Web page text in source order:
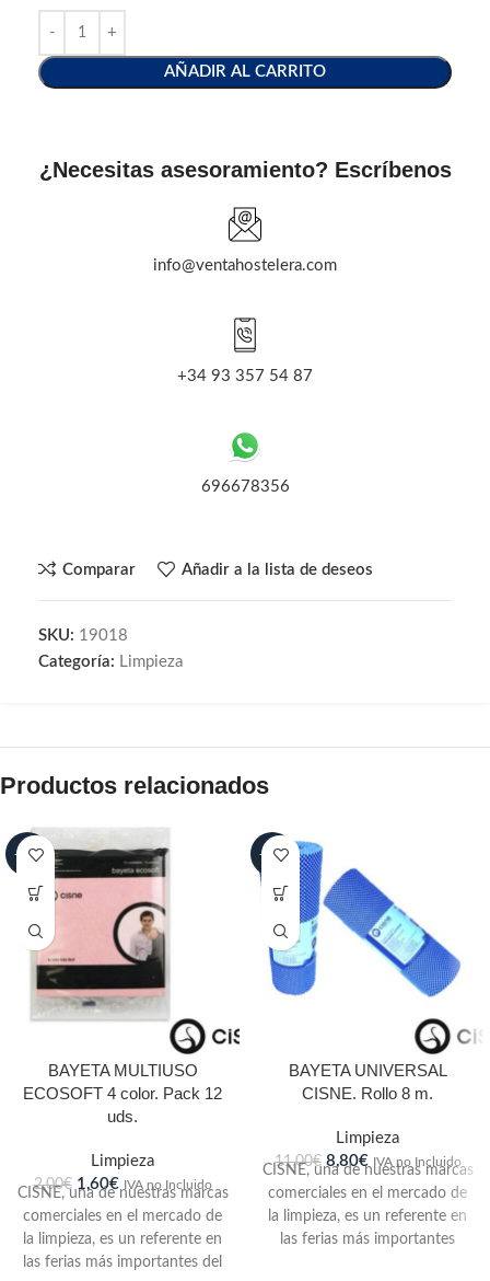
AÑADIR AL CARRITO
¿Necesitas asesoramiento? Escríbenos
info@ventahostelera.com
+34 93 357 54 87
696678356
Comparar Añadir a la lista de deseos
SKU: 19018
Categoría: Limpieza
Productos relacionados
-20%
BAYETA MULTIUSO
ECOSOFT 4 color. Pack 12
uds.
Limpieza
2,00€ 1,60€ IVA no Incluido
CISNE, una de nuestras marcas
comerciales en el mercado de
la limpieza, es un referente en
las ferias más importantes del
-20%
BAYETA UNIVERSAL
CISNE. Rollo 8 m.
Limpieza
11,00€ 8,80€ IVA no Incluido
CISNE, una de nuestras marcas
comerciales en el mercado de
la limpieza, es un referente en
las ferias más importantes